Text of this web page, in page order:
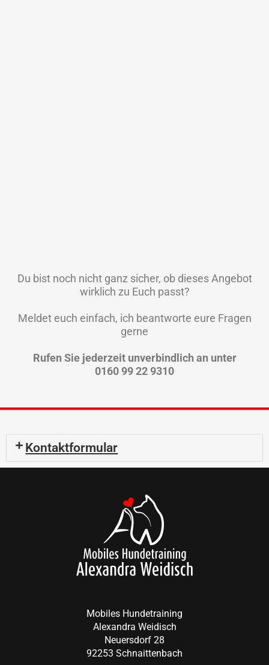
Du bist noch nicht ganz sicher, ob dieses Angebot
wirklich zu Euch passt?
Meldet euch einfach, ich beantworte eure Fragen
gerne
Rufen Sie jederzeit unverbindlich an unter
0160 99 22 9310
Kontaktformular
Mobiles Hundetraining
Alexandra Weidisch
Neuersdorf 28
92253 Schnaittenbach